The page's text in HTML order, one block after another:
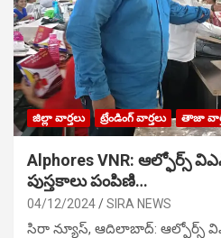
జిల్లా వార్తలు ట్రేండింగ్ వార్తలు తాజా
Alphores VNR: ఆల్ఫోర్స్
పుస్తకాలు పంపిణి…
04/12/2024 SIRA NEWS
సిరా న్యూస్, ఆదిలాబాద్: ఆల్ఫోర్స్